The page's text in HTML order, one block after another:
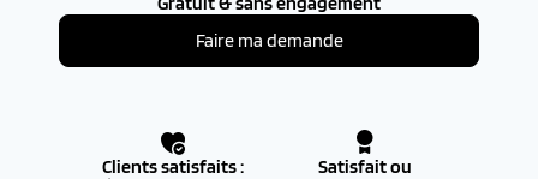
Faire ma demande
Clients satisfaits :
Satisfait ou